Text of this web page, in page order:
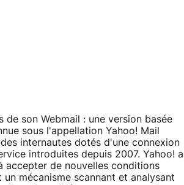
de son Webmail : une version basée
sous l'appellation Yahoo! Mail
internautes dotés d'une connexion
introduites depuis 2007. Yahoo! a
accepter de nouvelles conditions
mécanisme scannant et analysant